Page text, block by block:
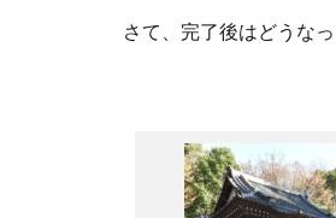
さて、完了後はどうなっ